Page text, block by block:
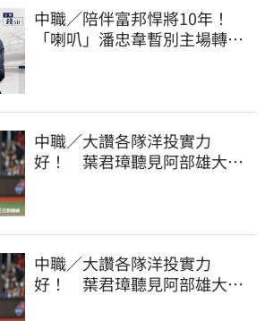
中職／陪伴富邦悍將10年！
「喇叭」潘忠韋暫別主場轉
中職／大讚各隊洋投實力
好！ 葉君璋聽見阿部雄大被
中職／大讚各隊洋投實力
好！ 葉君璋聽見阿部雄大被